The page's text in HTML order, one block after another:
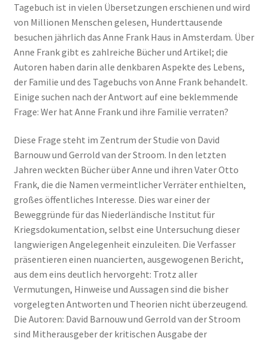
Tagebuch ist in vielen Übersetzungen erschienen und wird
von Millionen Menschen gelesen, Hunderttausende
besuchen jährlich das Anne Frank Haus in Amsterdam. Über
Anne Frank gibt es zahlreiche Bücher und Artikel; die
Autoren haben darin alle denkbaren Aspekte des Lebens,
der Familie und des Tagebuchs von Anne Frank behandelt.
Einige suchen nach der Antwort auf eine beklemmende
Frage: Wer hat Anne Frank und ihre Familie verraten?
Diese Frage steht im Zentrum der Studie von David
Barnouw und Gerrold van der Stroom. In den letzten
Jahren weckten Bücher über Anne und ihren Vater Otto
Frank, die die Namen vermeintlicher Verräter enthielten,
großes öffentliches Interesse. Dies war einer der
Beweggründe für das Niederländische Institut für
Kriegsdokumentation, selbst eine Untersuchung dieser
langwierigen Angelegenheit einzuleiten. Die Verfasser
präsentieren einen nuancierten, ausgewogenen Bericht,
aus dem eins deutlich hervorgeht: Trotz aller
Vermutungen, Hinweise und Aussagen sind die bisher
vorgelegten Antworten und Theorien nicht überzeugend.
Die Autoren: David Barnouw und Gerrold van der Stroom
sind Mitherausgeber der kritischen Ausgabe der